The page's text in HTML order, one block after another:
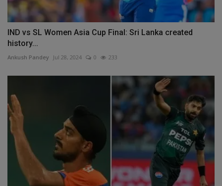
IND vs SL Women Asia Cup Final: Sri Lanka created
history...
Ankush Pandey Jul 28, 2024 0 233